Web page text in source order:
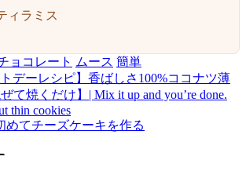
ィラミス
ョコレート ムース 簡単
トデーレシピ】香ばしさ100%ココナツ薄
て焼くだけ】| Mix it up and you’re done.
thin cookies
めてチーズケーキを作る